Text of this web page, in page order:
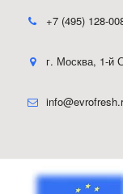
+7 (495) 128-
г. Москва, 1-й